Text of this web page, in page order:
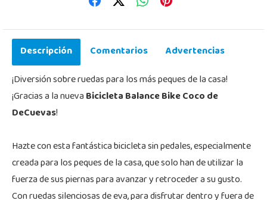
Descripción Comentarios
Advertencias
¡Diversión sobre ruedas para los más peques de la casa!
¡Gracias a la nuevaBicicleta Balance Bike Coco de
DeCuevas!
Hazte con esta fantástica bicicleta sin pedales, especialmente
creada para los peques de la casa, que solo han de utilizar la
fuerza de sus piernas para avanzar y retroceder a su gusto.